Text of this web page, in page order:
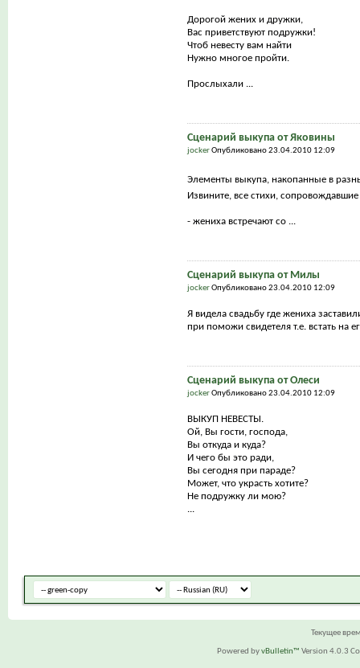
Дорогой жених и дружки,
Вас приветствуют подружки!
Чтоб невесту вам найти
Нужно многое пройти.
Прослыхали ...
Сценарий выкупа от Яковины
jockerОпубликовано 23.04.2010 12:09
Элементы выкупа, накопанные в
Извините, все стихи,
- жениха встречают со ...
Сценарий выкупа от Милы
jockerОпубликовано 23.04.2010 12:09
Я видела свадьбу где жениха
при поможи свидетеля т.е. встать на
Сценарий выкупа от Олеси
jockerОпубликовано 23.04.2010 12:09
ВЫКУП НЕВЕСТЫ.
Ой, Вы гости, господа,
Вы откуда и куда?
И чего бы это ради,
Вы сегодня при параде?
Может, что украсть хотите?
Не подружку ли мою?
...
Текущее
Powered byvBulletin™ Version 4.0.3